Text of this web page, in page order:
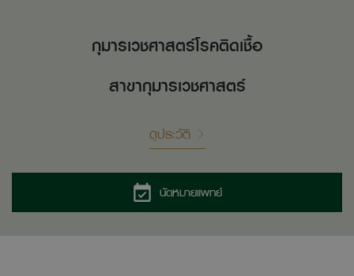
กุมารเวชศาสตร์โรคติดเชื้อ
สาขากุมารเวชศาสตร์
ดูประวัติ
นัดหมายแพทย์